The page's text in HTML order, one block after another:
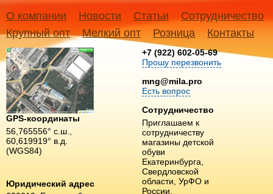
О компании Новости Статьи
Сотрудничество
Крупный опт
Мелкий опт Розница Контакты
GPS-координаты
56,765556° с.ш.,
60,619919° в.д.
(WGS84)
Юридический адрес
+7 (922) 602-05-69
Прошу перезвонить
mng@mila.pro
Есть вопрос
Сотрудничество
Приглашаем к
сотрудничеству
магазины детской
обуви
Екатеринбурга,
Свердловской
области, УрФО и
России.